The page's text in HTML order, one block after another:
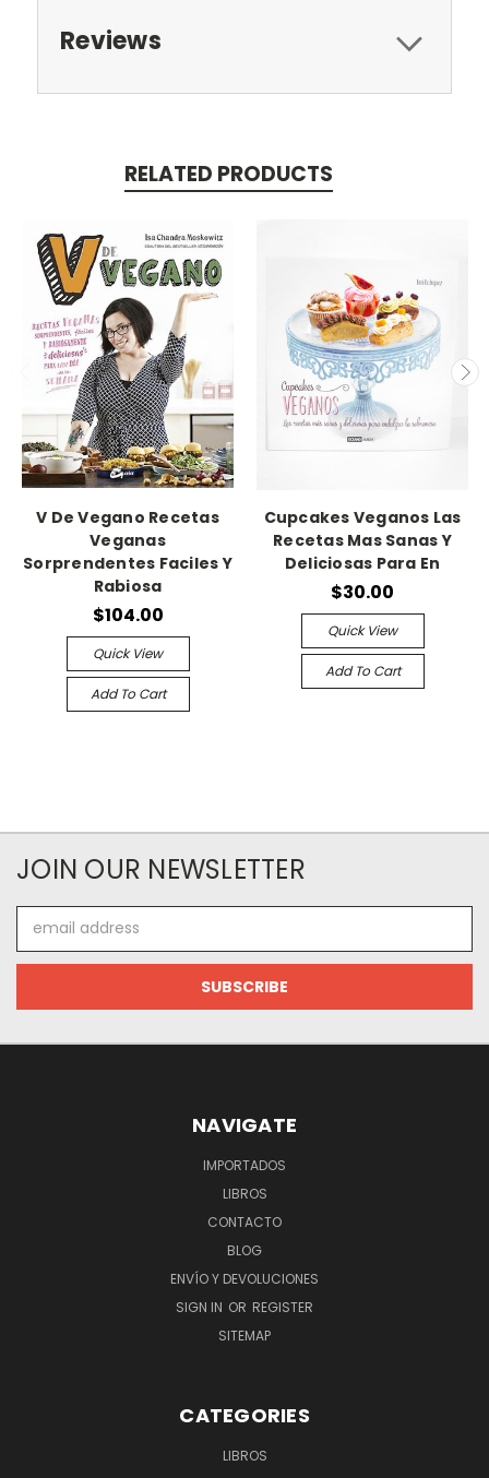
Reviews
RELATED PRODUCTS
V De Vegano Recetas
Veganas
Sorprendentes Faciles Y
Rabiosa
$104.00
Quick View
Add To Cart
Cupcakes Veganos Las
Recetas Mas Sanas Y
Deliciosas Para En
$30.00
Quick View
Add To Cart
JOIN OUR NEWSLETTER
Address
NAVIGATE
IMPORTADOS
LIBROS
CONTACTO
BLOG
ENVÍO Y DEVOLUCIONES
SIGN IN OR REGISTER
SITEMAP
CATEGORIES
LIBROS